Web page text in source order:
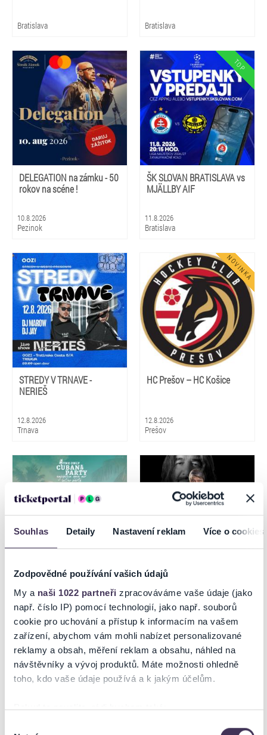
např. číslo IP) pomocí technologií, jako např. souborů
cookie pro uchování a přístup k informacím na vašem
zařízení, abychom vám mohli nabízet personalizované
reklamy a obsah, měření reklam a obsahu, náhled na
návštěvníky a vývoj produktů. Máte možnosti ohledně
toho, kdo vaše údaje používá a k jakým účelům.
Bratislava Bratislava
DELEGATION na zámku - 50
rokov na scéne !
10.8.2026
Pezinok
ŠK SLOVAN BRATISLAVA vs
MJÄLLBY AIF
11.8.2026
Bratislava
STREDY V TRNAVE -
NERIEŠ
12.8.2026
Trnava
HC Prešov – HC Košice
12.8.2026
Prešov
THE ONLY CUBAN PARTY
Prešov
DRUPI - 50 ANNI TOUR
15.8.2026
Trnava